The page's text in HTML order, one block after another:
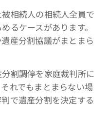
相続人の相続人全員で
るケースがあります。
産分割協議がまとまら
割調停を家庭裁判所に
れでもまとまらない場
で遺産分割を決定する